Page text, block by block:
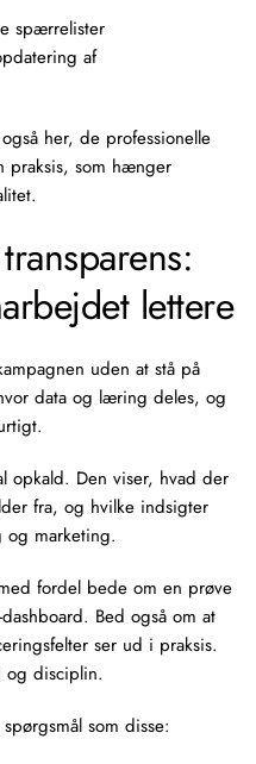
spærrelister
af
her, de professionelle
praksis, som hænger
lettere
uden at stå på
data og læring deles, og
opkald. Den viser, hvad der
fra, og hvilke indsigter
og marketing.
fordel bede om en prøve
Bed også om at
ser ud i praksis.
og disciplin.
som disse: